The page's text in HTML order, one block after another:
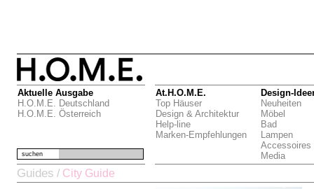
Aktuelle Ausgabe
H.O.M.E. Deutschland
H.O.M.E. Österreich
At.H.O.M.E.
Top Häuser
Design & Architektur
Help-line
Marken-Empfehlungen
Design-
Neuheiten
Möbel
Bad
Lampen
Accessoires
Media
suchen
Guides / City Guide